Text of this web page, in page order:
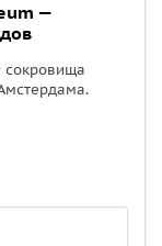
—
сокровища